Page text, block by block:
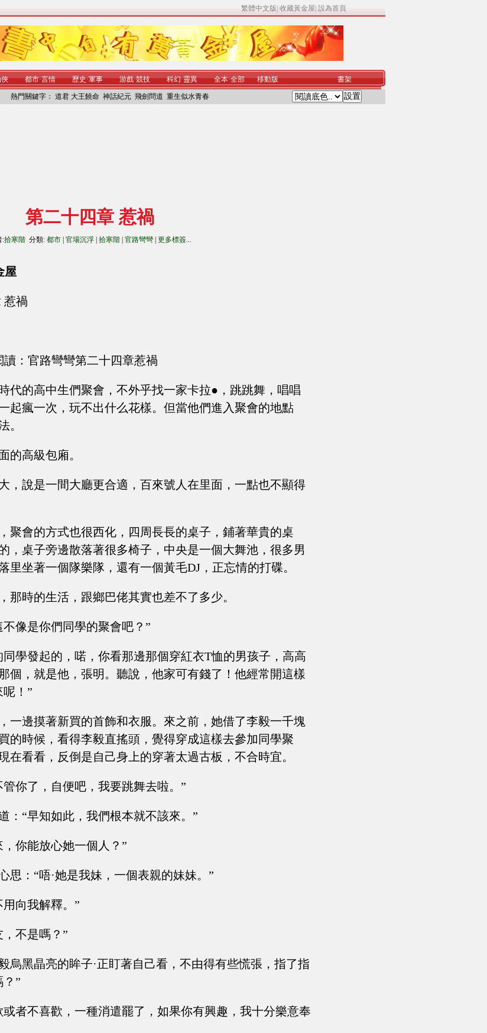
繁體中文版 收藏黃金屋 設為首頁
都市·言情 歷史·軍事 游戲·競技 科幻·靈異 全本·全部 移動版 書架
熱門關鍵字： 道君 大王饒命 神話紀元 飛劍問道 重生似水青春
第二十四章 惹禍
:拾寒階 分類: 都市 官場沉浮 拾寒階 官路彎彎 更多標簽...
屋
惹禍
讀：官路彎彎第二十四章惹禍
代的高中生們聚會，不外乎找一家卡拉●，跳跳舞，唱唱
起瘋一次，玩不出什么花樣。但當他們進入聚會的地點
。
的高級包廂。
，說是一間大廳更合適，百來號人在里面，一點也不顯得
聚會的方式也很西化，四周長長的桌子，鋪著華貴的桌
，桌子旁邊散落著很多椅子，中央是一個大舞池，很多男
里坐著一個隊樂隊，還有一個黃毛DJ，正忘情的打碟。
那時的生活，跟鄉巴佬其實也差不了多少。
像是你們同學的聚會吧？”
學發起的，喏，你看那邊那個穿紅衣T恤的男孩子，高高
個，就是他，張明。聽說，他家可有錢了！他經常開這樣
！”
一邊摸著新買的首飾和衣服。來之前，她借了李毅一千塊
的時候，看得李毅直搖頭，覺得穿成這樣去參加同學聚
在看看，反倒是自己身上的穿著太過古板，不合時宜。
你了，自便吧，我要跳舞去啦。”
：“早知如此，我們根本就不該來。”
你能放心她一個人？”
思：“唔·她是我妹，一個表親的妹妹。”
向我解釋。”
不是嗎？”
烏黑晶亮的眸子·正盯著自己看，不由得有些慌張，指了指
”
者不喜歡，一種消遣罷了，如果你有興趣，我十分樂意奉